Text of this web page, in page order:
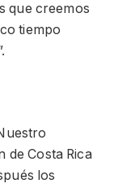
que creemos
tiempo
de Costa Rica
los